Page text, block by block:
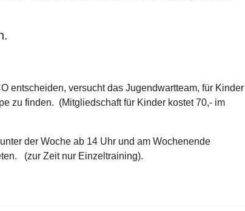
entscheiden, versucht das Jugendwartteam, für Kinder
zu finden. (Mitgliedschaft für Kinder kostet 70,- im
der Woche ab 14 Uhr und am Wochenende
(zur Zeit nur Einzeltraining).